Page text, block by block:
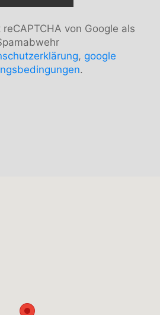
von Google als
, google
.